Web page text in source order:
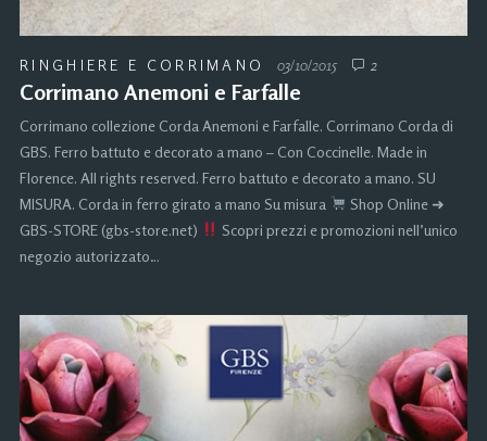
RINGHIERE E CORRIMANO 03/10/2015 2
Corrimano Anemoni e Farfalle
Corrimano collezione Corda Anemoni e Farfalle. Corrimano Corda di
GBS. Ferro battuto e decorato a mano – Con Coccinelle. Made in
Florence. All rights reserved. Ferro battuto e decorato a mano. SU
MISURA. Corda in ferro girato a mano Su misura
Shop Online ➜
GBS-STORE (gbs-store.net)
Scopri prezzi e promozioni nell’unico
negozio autorizzato…